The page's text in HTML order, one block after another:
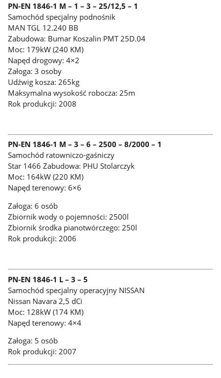
PN-EN 1846-1 M – 1 – 3 – 25/12,5 – 1
Samochód specjalny podnośnik
MAN TGL 12.240 BB
Zabudowa: Bumar Koszalin PMT 25D.04
Moc: 179kW (240 KM)
Napęd drogowy: 4×2
Załoga: 3 osoby
Udźwig kosza: 265kg
Maksymalna wysokość robocza: 25m
Rok produkcji: 2008
PN-EN 1846-1 M – 3 – 6 – 2500 – 8/2000 – 1
Samochód ratowniczo-gaśniczy
Star 1466 Zabudowa: PHU Stolarczyk
Moc: 164kW (220 KM)
Napęd terenowy: 6×6
Załoga: 6 osób
Zbiornik wody o pojemności: 2500l
Zbiornik środka pianotwórczego: 250l
Rok produkcji: 2006
PN-EN 1846-1 L – 3 – 5
Samochód specjalny operacyjny NISSAN
Nissan Navara 2,5 dCi
Moc: 128kW (174 KM)
Napęd terenowy: 4×4
Załoga: 5 osób
Rok produkcji: 2007